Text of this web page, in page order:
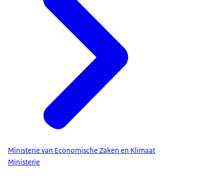
Ministerie van Economische Zaken en Klimaat
Ministerie